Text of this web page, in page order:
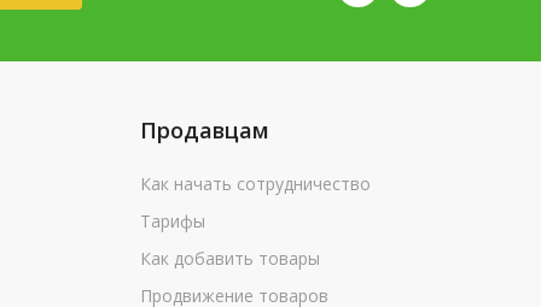
Продавцам
Как начать сотрудничество
Тарифы
Как добавить товары
Продвижение товаров